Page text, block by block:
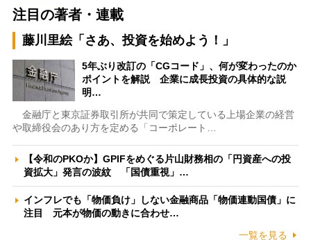
注目の著者・連載
藤川里絵「さあ、投資を始めよう！」
5年ぶり改訂の「CGコード」、何が変わったのか
ポイントを解説 企業に成長投資の具体的な説
明…
金融庁と東京証券取引所が共同で策定している上場企業の経営
や取締役会のあり方を定める「コーポレート…
【令和のPKOか】GPIFをめぐる片山財務相の「円資産への投
資拡大」発言の波紋 「国債重視」…
インフレでも「物価負け」しない金融商品「物価連動国債」に
注目 元本が物価の動きに合わせ…
一覧を見る